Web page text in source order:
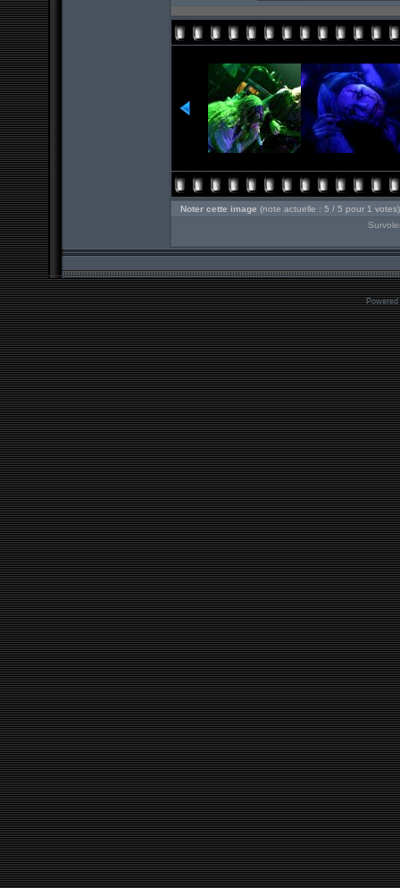
Noter cette image (note actuelle : 5 / 5 pour 1 votes)